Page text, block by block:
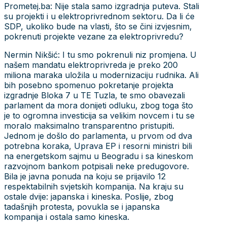
Prometej.ba: Nije stala samo izgradnja puteva. Stali
su projekti i u elektroprivrednom sektoru. Da li će
SDP, ukoliko bude na vlasti, što se čini izvjesnim,
pokrenuti projekte vezane za elektroprivredu?
Nermin Nikšić: I tu smo pokrenuli niz promjena. U
našem mandatu elektroprivreda je preko 200
miliona maraka uložila u modernizaciju rudnika. Ali
bih posebno spomenuo pokretanje projekta
izgradnje Bloka 7 u TE Tuzla, te smo obavezali
parlament da mora donijeti odluku, zbog toga što
je to ogromna investicija sa velikim novcem i tu se
moralo maksimalno transparentno pristupiti.
Jednom je došlo do parlamenta, u prvom od dva
potrebna koraka, Uprava EP i resorni ministri bili
na energetskom sajmu u Beogradu i sa kineskom
razvojnom bankom potpisali neke predugovore.
Bila je javna ponuda na koju se prijavilo 12
respektabilnih svjetskih kompanija. Na kraju su
ostale dvije: japanska i kineska. Poslije, zbog
tadašnjih protesta, povukla se i japanska
kompanija i ostala samo kineska.